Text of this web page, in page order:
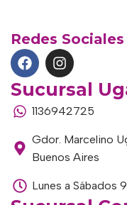
Redes Sociales
Sucursal
1136942725
Gdor. Marcelino
Buenos Aires
Lunes a Sábados